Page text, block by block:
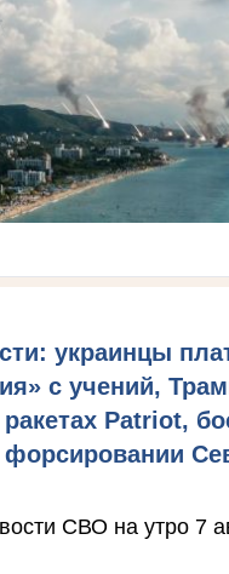
украинцы
с учений,
Patriot,
форсировании
СВО на утро 7